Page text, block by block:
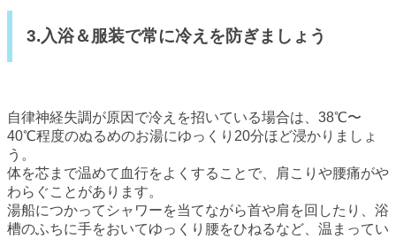
3.入浴＆服装で常に冷えを防ぎましょう
自律神経失調が原因で冷えを招いている場合は、38℃〜
40℃程度のぬるめのお湯にゆっくり20分ほど浸かりましょ
う。
体を芯まで温めて血行をよくすることで、肩こりや腰痛がや
わらぐことがあります。
湯船につかってシャワーを当てながら首や肩を回したり、浴
槽のふちに手をおいてゆっくり腰をひねるなど、温まってい